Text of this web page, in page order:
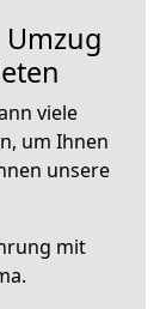
viele
um Ihnen
unsere
mit
.